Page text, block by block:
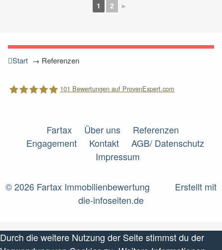
1 2 ►
Start → Referenzen
101 Bewertungen auf ProvenExpert.com
Fartax Über uns
Referenzen
Engagement
Kontakt
AGB/ Datenschutz
Impressum
© 2026 Fartax Immobilienbewertung
Erstellt mit
die-infoseiten.de
Durch die weitere Nutzung der Seite stimmst du der